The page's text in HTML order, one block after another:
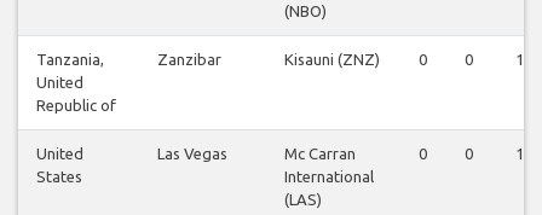
(NBO)
Tanzania,
United
Republic of
Zanzibar Kisauni (ZNZ) 0 0 1
United
States
Las Vegas
Mc Carran
International
(LAS)
0 0 1